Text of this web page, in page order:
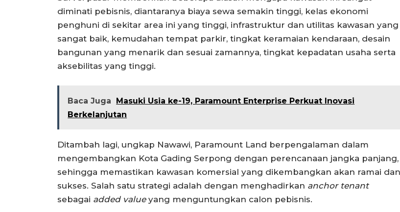
diminati pebisnis, diantaranya biaya sewa semakin tinggi, kelas ekonomi
penghuni di sekitar area ini yang tinggi, infrastruktur dan utilitas kawasan yang
sangat baik, kemudahan tempat parkir, tingkat keramaian kendaraan, desain
bangunan yang menarik dan sesuai zamannya, tingkat kepadatan usaha serta
aksebilitas yang tinggi.
Baca Juga
Masuki Usia ke-19, Paramount Enterprise Perkuat Inovasi
Berkelanjutan
Ditambah lagi, ungkap Nawawi, Paramount Land berpengalaman dalam
mengembangkan Kota Gading Serpong dengan perencanaan jangka panjang,
sehingga memastikan kawasan komersial yang dikembangkan akan ramai dan
sukses. Salah satu strategi adalah dengan menghadirkan anchor tenant
sebagai added valueyang menguntungkan calon pebisnis.